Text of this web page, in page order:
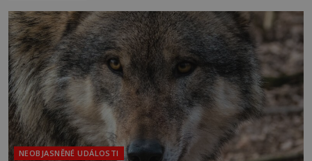
Jejich opakem jsou padlí andělé, kterým se někdy
říká démoni. Ti nás
NEOBJASNĚNÉ UDÁLOSTI